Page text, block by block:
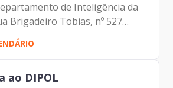
de Inteligência da
Brigadeiro Tobias, nº 527
informações e tecnologia
Nogueira Dantas -
Dutra...
ao DIPOL